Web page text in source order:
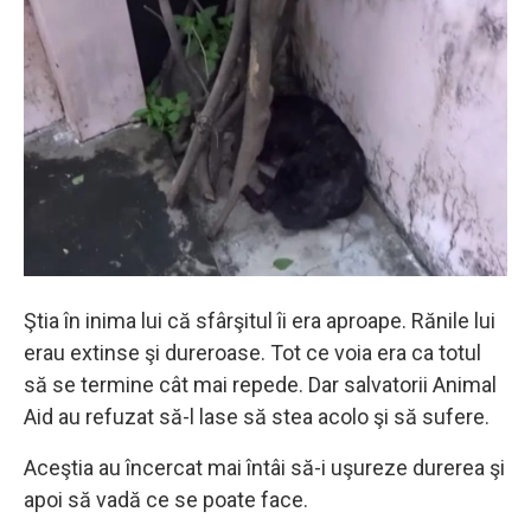
Ştia în inima lui că sfârşitul îi era aproape. Rănile lui
erau extinse şi dureroase. Tot ce voia era ca totul
să se termine cât mai repede. Dar salvatorii Animal
Aid au refuzat să-l lase să stea acolo şi să sufere.
Aceştia au încercat mai întâi să-i uşureze durerea şi
apoi să vadă ce se poate face.